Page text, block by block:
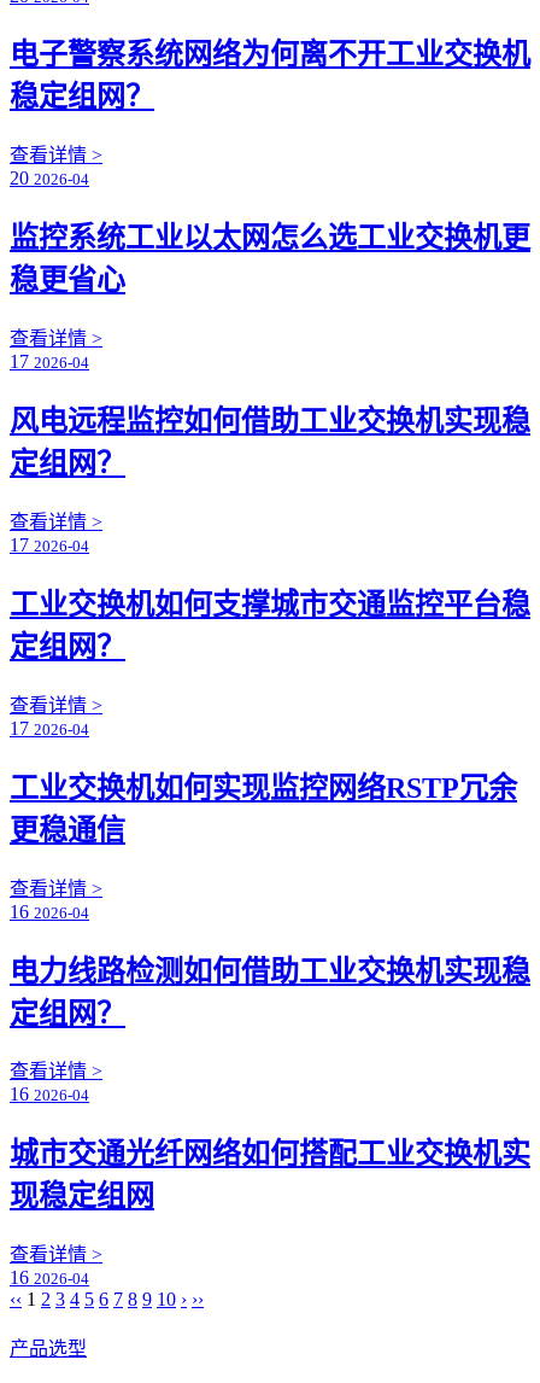
电子警察系统网络为何离不开工业交换机
稳定组网？
查看详情 >
20 2026-04
监控系统工业以太网怎么选工业交换机更
稳更省心
查看详情 >
17 2026-04
风电远程监控如何借助工业交换机实现稳
定组网？
查看详情 >
17 2026-04
工业交换机如何支撑城市交通监控平台稳
定组网？
查看详情 >
17 2026-04
工业交换机如何实现监控网络RSTP冗余
更稳通信
查看详情 >
16 2026-04
电力线路检测如何借助工业交换机实现稳
定组网？
查看详情 >
16 2026-04
城市交通光纤网络如何搭配工业交换机实
现稳定组网
查看详情 >
16 2026-04
‹‹ 1 2 3 4 5 6 7 8 9 10 › ››
产品选型